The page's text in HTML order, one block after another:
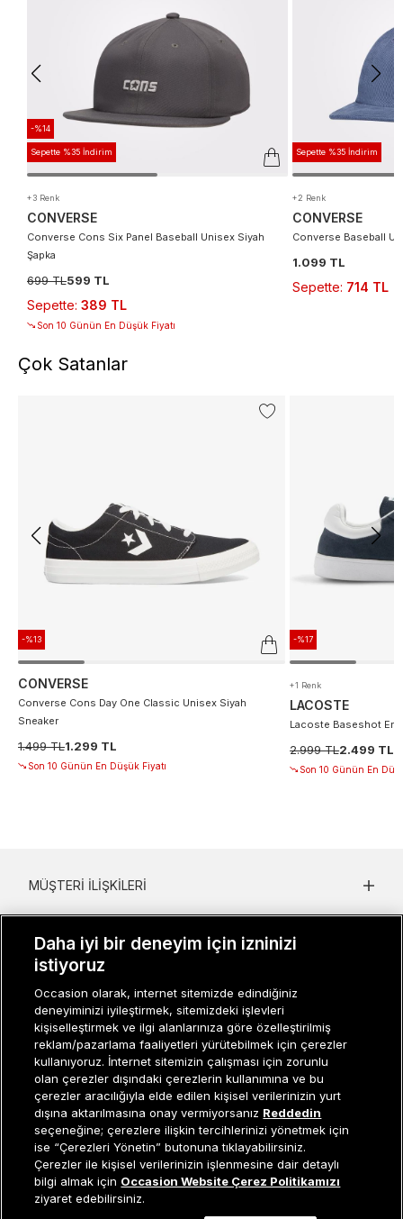
Tükendi
-%14
Sepette %35 İndirim
+3 Renk
CONVERSE
Converse Cons Six Panel Baseball Unisex Siyah
Şapka
699 TL599 TL
Sepette: 389 TL
Son 10 Günün En Düşük Fiyatı
Sepette %35 İndirim
+2 Renk
CONVERSE
Converse Baseball
1.099 TL
Sepette: 714 TL
Çok Satanlar
-%13
CONVERSE
Converse Cons Day One Classic Unisex Siyah
Sneaker
1.499 TL1.299 TL
Son 10 Günün En Düşük Fiyatı
-%17
+1 Renk
LACOSTE
Lacoste Baseshot
2.999 TL2.499 TL
Son 10 Günün En
Müşteri İlişkileri0 850 800 01 20
MÜŞTERI İLIŞKILERI
KADIN KATEGORILER
GRUP MARKALAR
ERKEK KATEGORILER
Occasion bir EREN PERAKENDE markasıdır. © Eren Holding
Daha iyi bir deneyim için izninizi
istiyoruz
Occasion olarak, internet sitemizde edindiğiniz
deneyiminizi iyileştirmek, sitemizdeki işlevleri
kişiselleştirmek ve ilgi alanlarınıza göre özelleştirilmiş
reklam/pazarlama faaliyetleri yürütebilmek için çerezler
kullanıyoruz. İnternet sitemizin çalışması için zorunlu
olan çerezler dışındaki çerezlerin kullanımına ve bu
çerezler aracılığıyla elde edilen kişisel verilerinizin yurt
dışına aktarılmasına onay vermiyorsanız Reddedin
seçeneğine; çerezlere ilişkin tercihlerinizi yönetmek için
ise “Çerezleri Yönetin” butonuna tıklayabilirsiniz.
Çerezler ile kişisel verilerinizin işlenmesine dair detaylı
bilgi almak için Occasion Website Çerez Politikamızı
ziyaret edebilirsiniz.